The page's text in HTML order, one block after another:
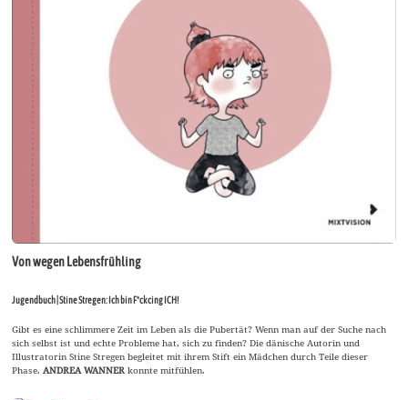
Von wegen Lebensfrühling
Jugendbuch | Stine Stregen: Ich bin F*ckcing ICH!
Gibt es eine schlimmere Zeit im Leben als die Pubertät? Wenn man auf der Suche nach
sich selbst ist und echte Probleme hat, sich zu finden? Die dänische Autorin und
Illustratorin Stine Stregen begleitet mit ihrem Stift ein Mädchen durch Teile dieser
Phase.ANDREA WANNERkonnte mitfühlen.